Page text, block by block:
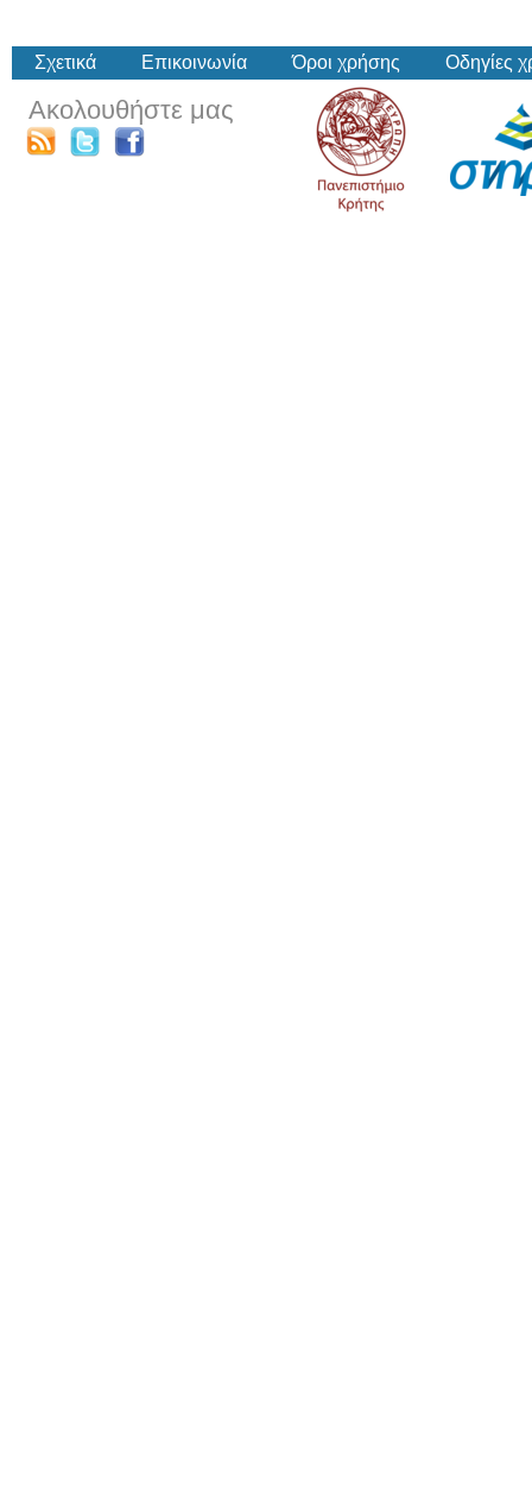
Σχετικά Επικοινωνία Όροι χρήσης Οδηγίες
Ακολουθήστε μας